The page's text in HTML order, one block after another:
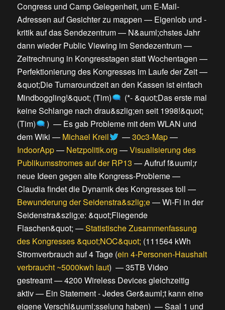
Congress und Camp Gelegenheit, um E-Mail-
Adressen auf Gesichter zu mappen — Eigenlob und -
kritik auf das Sendezentrum— N&auml;chstes Jahr
dann wieder Public Viewing im Sendezentrum—
Zeitrechnung in Kongresstagen statt Wochentagen —
Perfektionierung des Kongresses im Laufe der Zeit—
&quot;Die Turnaroundzeit an den Kassen ist einfach
Mindboggling!&quot; (Tim)
(*- &quot;Das erste mal
keine Schlange nach drau&szlig;en seit 1998!&quot;
(Tim)
) — Es gab Probleme mit dem WLAN und
dem Wiki — Michael Kreil —30c3-Map—
IndoorApp— Netzpolitik.org —Visualisierung des
Publikumsstromes auf der RP13 —Aufruf f&uuml;r
neue Ideen gegen alte Kongress-Probleme—
Claudia findet die Dynamik des Kongresses toll —
Bewunderung der Seidenstra&szlig;e—Wi-Fi in der
Seidenstra&szlig;e: &quot;Fliegende
Flaschen&quot; —Statistische Zusammenfassung
des Kongresses &quot;NOC&quot; (111564 kWh
Stromverbrauch auf 4 Tage(ein 4-Personen-Haushalt
verbraucht ~5000kwh laut) —35TB Video
gestreamt—4200 Wireless Devices gleichzeitig
aktiv— Ein Statement - Jedes Ger&auml;t kann eine
eigene Verschl&uuml;sselung haben) —Saal 1 und